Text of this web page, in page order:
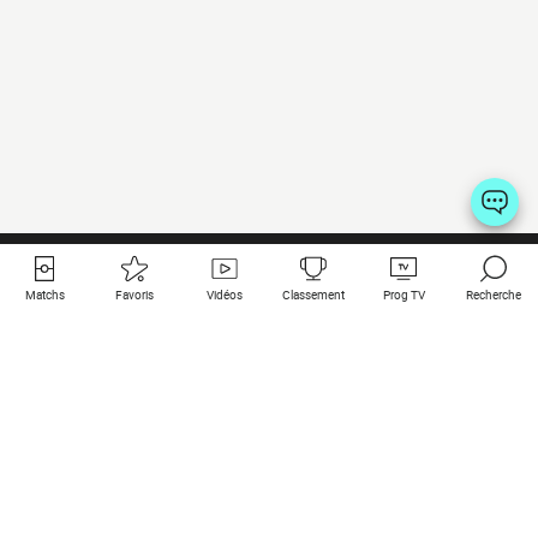
Matchs Favoris Vidéos Classement Prog TV Recherche